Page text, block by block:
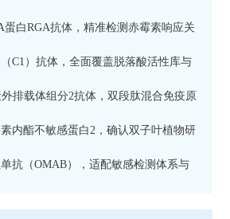
及试剂盒在高通量药物筛选和TR-FRET
白RGA抗体，精准检测赤霉素响应关
C1）抗体，全面覆盖脱落酸活性库与
排载体组分2抗体，双段肽混合免疫原
内酯不敏感蛋白2，确认双子叶植物研
抗（OMAB），适配敏感检测体系与